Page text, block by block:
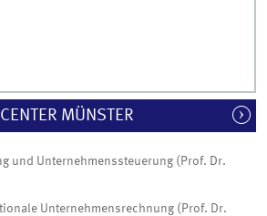
MÜNSTER
und Unternehmenssteuerung (Prof. Dr.
Unternehmensrechnung (Prof. Dr.